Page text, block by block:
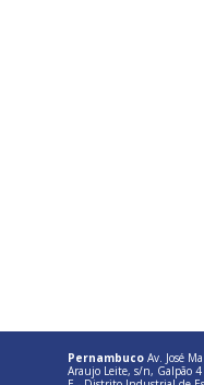
Pernambuco Av. José
Araujo Leite, s/n, Galpão 4